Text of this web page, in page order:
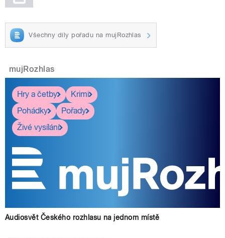
Všechny díly pořadu na mujRozhlas
mujRozhlas
Hry a četby
Krimi
Pohádky
Pořady
Živé vysílání
Audiosvět Českého rozhlasu na jednom místě